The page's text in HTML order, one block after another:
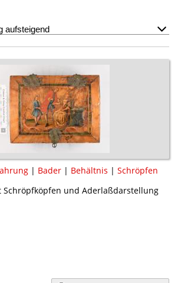
| Bader | Behältnis | Schröpfen
Schröpfköpfen und Aderlaßdarstellung